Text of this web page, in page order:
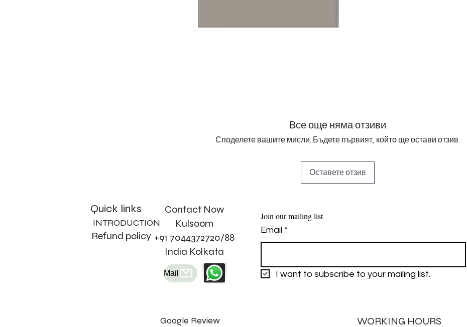
Все още няма отзиви
Споделете вашите мисли. Бъдете първият, който ще остави отзив.
Оставете отзив
Quick links
INTRODUCTION
Refund policy
Contact Now
Kulsoom
+91 7044372720/88
India Kolkata
Mail
Google Review
Join our mailing list
Email *
I want to subscribe to your mailing list.
WORKING HOURS